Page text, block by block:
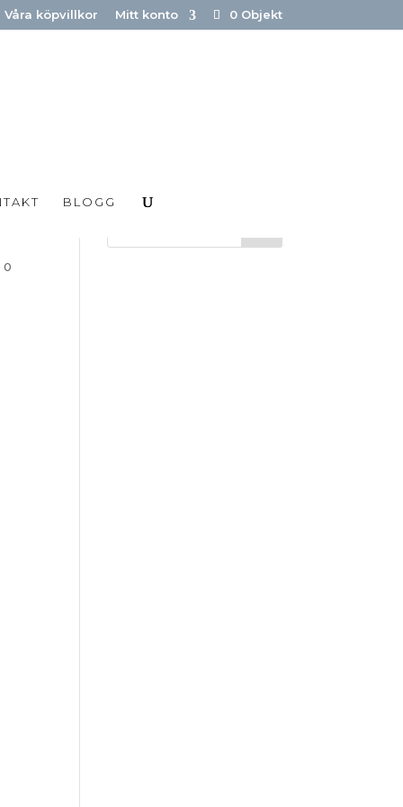
Våra köpvillkor Mitt konto 0 Objekt
BLOGG
0